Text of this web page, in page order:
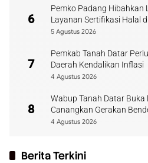
6
Pemko Padang Hibahkan
Layanan Sertifikasi Halal
5 Agustus 2026
7
Pemkab Tanah Datar
Daerah Kendalikan Inflasi
4 Agustus 2026
8
Wabup Tanah Datar
Canangkan Gerakan
4 Agustus 2026
Berita Terkini